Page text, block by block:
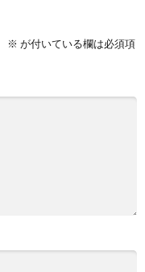
※ が付いている欄は必須項